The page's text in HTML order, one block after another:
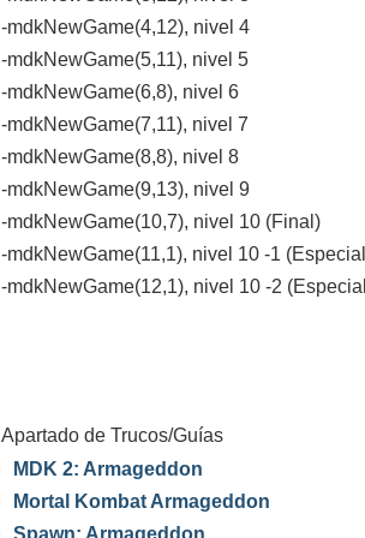
-mdkNewGame(4,12), nivel 4
-mdkNewGame(5,11), nivel 5
-mdkNewGame(6,8), nivel 6
-mdkNewGame(7,11), nivel 7
-mdkNewGame(8,8), nivel 8
-mdkNewGame(9,13), nivel 9
-mdkNewGame(10,7), nivel 10 (Final)
-mdkNewGame(11,1), nivel 10 -1
-mdkNewGame(12,1), nivel 10 -2
Apartado de Trucos/Guías
MDK 2: Armageddon
Mortal Kombat Armageddon
Spawn: Armageddon